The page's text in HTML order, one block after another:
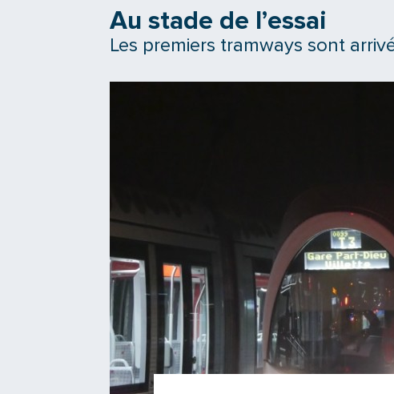
Au stade de l’essai
Les premiers tramways sont